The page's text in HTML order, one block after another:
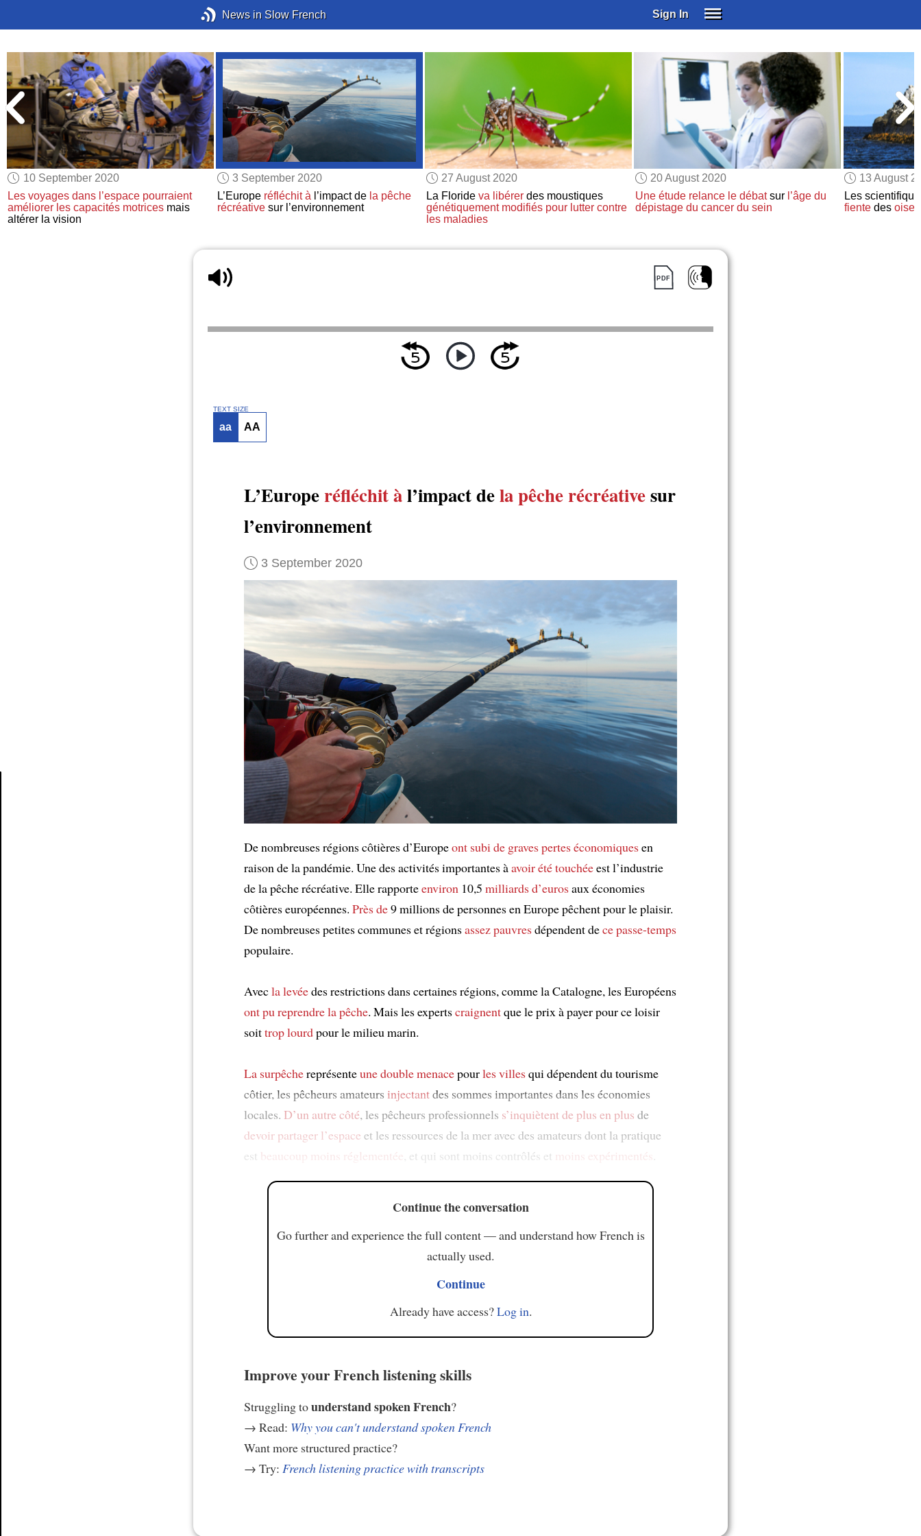
News in Slow French Sign In
SUBSCRIBE
EDUCATIONAL LICENSES
GIFT CARDS
OTHER LANGUAGES
ABOUT US
ALEXA
ADJUST COLORS
10 September 2020
Les voyages dans l’espace pourraient
améliorer les capacités motrices mais
altérer la vision
3 September 2020
L’Europe réfléchit àl’impact de la pêche
récréativesur l’environnement
27 August 2020
La Floride va libérerdes moustiques
génétiquement modifiés pour lutter contre
les maladies
20 August 2020
Une étude relance le débatsur l’âge du
dépistage du cancer du sein
13 August
Les
fiente des
TEXT SIZE
aa AA
L’Europeréfléchit àl’impact dela pêche récréativesur
l’environnement
3 September 2020
De nombreuses régions côtières d’Europeont subide graves pertes économiquesen
raison de la pandémie. Une des activités importantes àavoir été touchéeest l’industrie
de la pêche récréative. Elle rapporteenviron 10,5 milliards d’eurosaux économies
côtières européennes. Près de9 millions de personnes en Europe pêchent pour le plaisir.
De nombreuses petites communes et régionsassez pauvresdépendent dece passe-temps
populaire.
Avecla levéedes restrictions dans certaines régions, comme la Catalogne, les Européens
ont pu reprendre la pêche. Mais les expertscraignentque le prix à payer pour ce loisir
soittrop lourdpour le milieu marin.
La surpêchereprésenteune double menacepourles villesqui dépendent du tourisme
côtier, les pêcheurs amateurs injectantdes sommes importantes dans les économies
locales. D’un autre côté, les pêcheurs professionnels s’inquiètent de plus en plus de
devoir partager l’espace et les ressources de la mer avec des amateurs dont la pratique
est beaucoup moins réglementée , et qui sont moins contrôlés et moins expérimentés
Continue the conversation
Go further and experience the full content — and understand how French is
actually used.
Continue
Already have access?Log in.
Improve your French listening skills
Struggling tounderstand spoken French?
→ Read: Why you can't understand spoken French
Want more structured practice?
→ Try: French listening practice with transcripts